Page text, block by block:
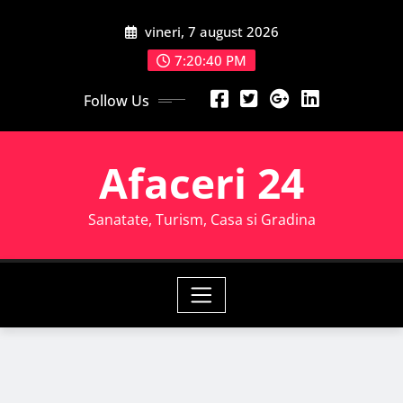
vineri, 7 august 2026
7:20:41 PM
Follow Us
Afaceri 24
Sanatate, Turism, Casa si Gradina